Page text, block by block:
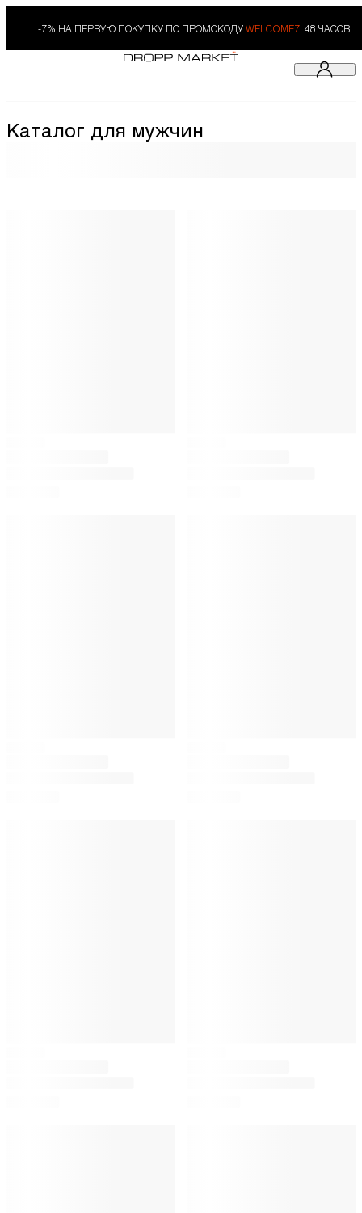
-7% НА ПЕРВУЮ ПОКУПКУ ПО ПРОМОКОДУ WELCOME7. 48 ЧАСОВ
Каталог для мужчин